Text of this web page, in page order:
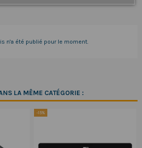
n'a été publié pour le moment.
LA MÊME CATÉGORIE :
-15%